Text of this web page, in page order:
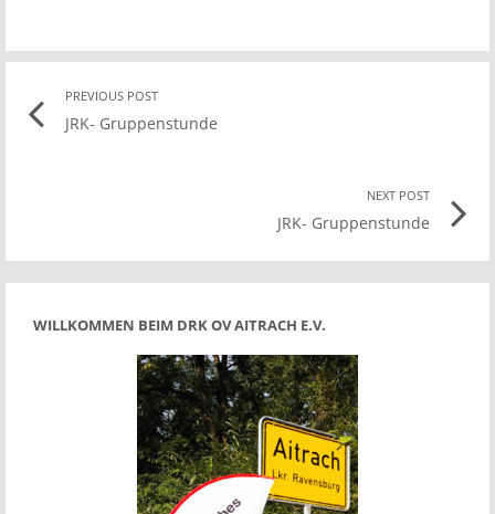
PostPREVIOUS POST
JRK- Gruppenstunde
NEXT POST
JRK- Gruppenstunde
link
WILLKOMMEN BEIM DRK OV AITRACH E.V.